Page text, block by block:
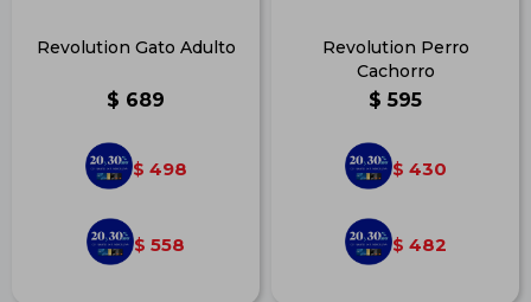
Revolution Gato Adulto
$ 689
$ 498
$ 558
Revolution Perro
Cachorro
$ 595
$ 430
$ 482